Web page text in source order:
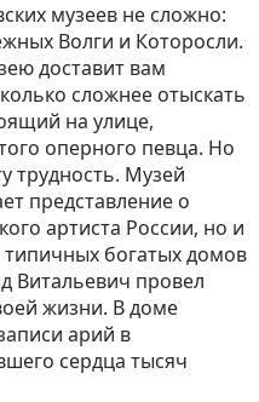
музеев не сложно:
Волги и Которосли.
доставит вам
сложнее отыскать
на улице,
оперного певца. Но
трудность. Музей
представление о
артиста России, но и
богатых домов
Витальевич провел
жизни. В доме
арий в
сердца тысяч